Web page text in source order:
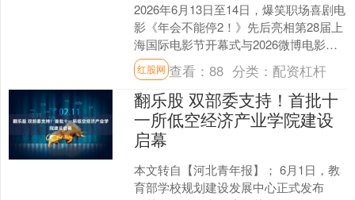
2026年6月13日至14日，爆笑职场喜剧电
影《年会不能停2！》先后亮相第28届上
海国际电影节开幕式与2026微博电影之
夜，导演董润年、总制片人应萝佳携张
若昀、....
红股网 查看：88 分类： 配资杠杆
翻乐股 双部委支持！首批十
一所低空经济产业学院建设
启幕
本文转自【河北青年报】； 6月1日，教
育部学校规划建设发展中心正式发布